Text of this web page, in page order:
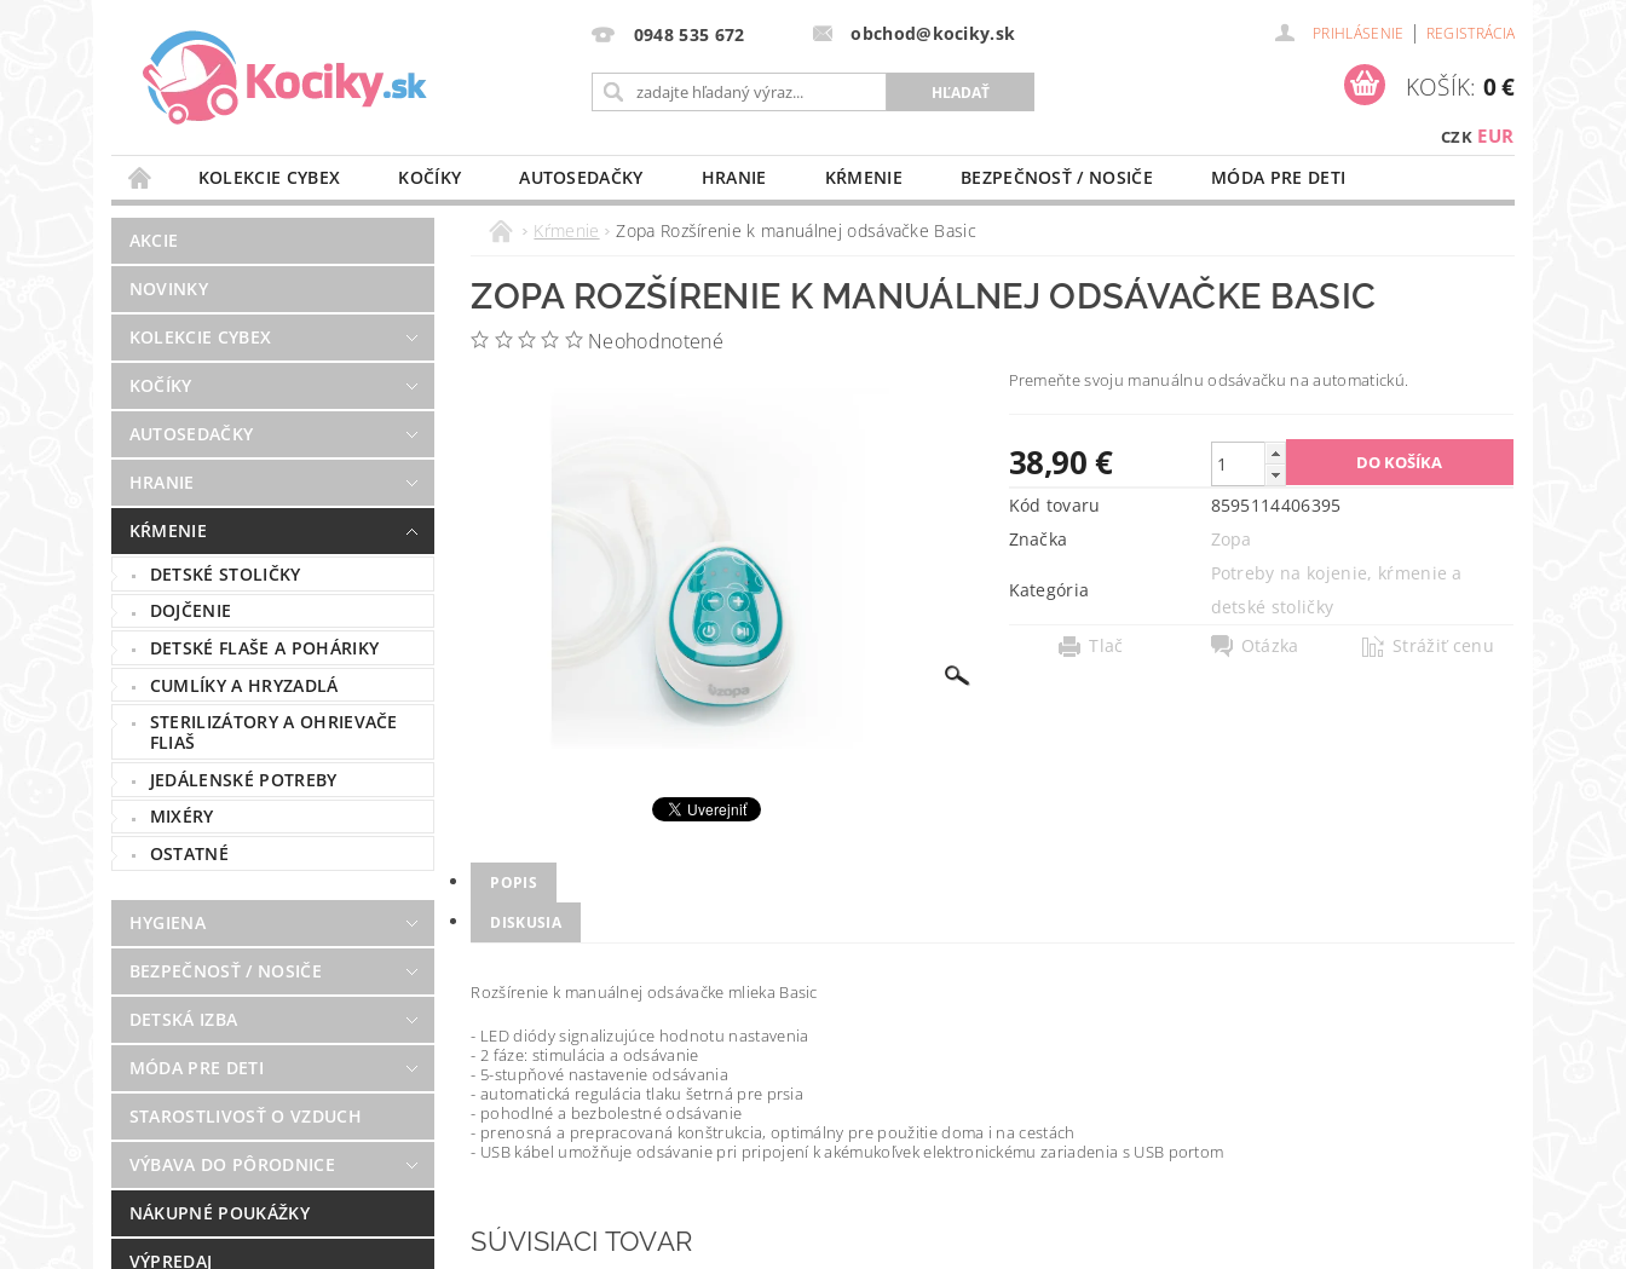
0948 535 672 obchod@kociky.sk PRIHLÁSENIE | REGISTRÁCIA
CZK EUR
KOŠÍK: 0 €
KOLEKCIE CYBEX KOČÍKY AUTOSEDAČKY HRANIE KŔMENIE BEZPEČNOSŤ / NOSIČE
MÓDA PRE DETI
STAROSTLIVOSŤ O VZDUCH
VÝBAVA DO PÔRODNICE MLIEKO A VÝŽIVA PRE MAMIČKU
BLOG
PREDAJŇA KONTAKT
AKCIE
NOVINKY
KOLEKCIE CYBEX
KOČÍKY
AUTOSEDAČKY
HRANIE
KŔMENIE
DETSKÉ STOLIČKY
DOJČENIE
DETSKÉ FLAŠE A POHÁRIKY
CUMLÍKY A HRYZADLÁ
STERILIZÁTORY A OHRIEVAČE
FLIAŠ
JEDÁLENSKÉ POTREBY
MIXÉRY
OSTATNÉ
HYGIENA
BEZPEČNOSŤ / NOSIČE
DETSKÁ IZBA
MÓDA PRE DETI
STAROSTLIVOSŤ O VZDUCH
VÝBAVA DO PÔRODNICE
NÁKUPNÉ POUKÁŽKY
VÝPREDAJ
Kŕmenie Zopa Rozšírenie k manuálnej odsávačke Basic
ZOPA ROZŠÍRENIE K MANUÁLNEJ ODSÁVAČKE BASIC
Neohodnotené
Premeňte svoju manuálnu odsávačku na automatickú.
38,90 €
Kód tovaru
8595114406395
Značka
Zopa
Kategória
Potreby na kojenie, kŕmenie a
detské stoličky
Tlač
Otázka Strážiť cenu
POPIS
DISKUSIA
Rozšírenie k manuálnej odsávačke mlieka Basic
- LED diódy signalizujúce hodnotu nastavenia
- 2 fáze: stimulácia a odsávanie
- 5-stupňové nastavenie odsávania
- automatická regulácia tlaku šetrná pre prsia
- pohodlné a bezbolestné odsávanie
- prenosná a prepracovaná konštrukcia, optimálny pre použitie doma i na cestách
- USB kábel umožňuje odsávanie pri pripojení k akémukoľvek elektronickému zariadenia s USB portom
SÚVISIACI TOVAR